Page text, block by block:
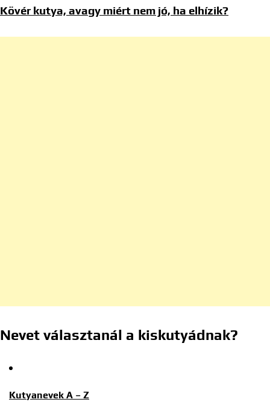
Kövér kutya, avagy miért nem jó, ha elhízik?
Nevet választanál a kiskutyádnak?
Kutyanevek A – Z